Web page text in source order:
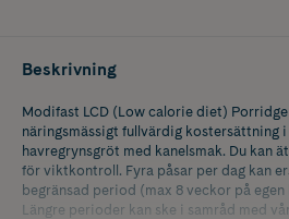
Beskrivning
Modifast LCD (Low calorie diet)
näringsmässigt fullvärdig kostersättning
havregrynsgröt med kanelsmak. Du kan
för viktkontroll. Fyra påsar per dag kan
begränsad period (max 8 veckor på
Längre perioder kan ske i samråd med